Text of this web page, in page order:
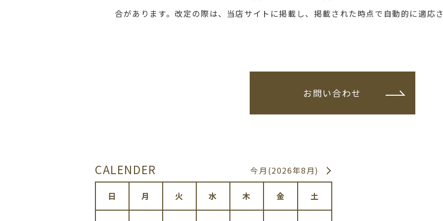
合があります。改定の際は、当店サイトに掲載し、掲載された時点で自動的に適応
お問い合わせ
CALENDER 今月(2026年8月)
日 月 火 水 木 金 土